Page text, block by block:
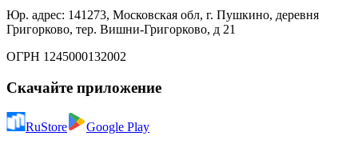
Юр. адрес: 141273, Московская обл, г. Пушкино, деревня
Григорково, тер. Вишни-Григорково, д 21
ОГРН 1245000132002
Скачайте приложение
RuStore Google Play